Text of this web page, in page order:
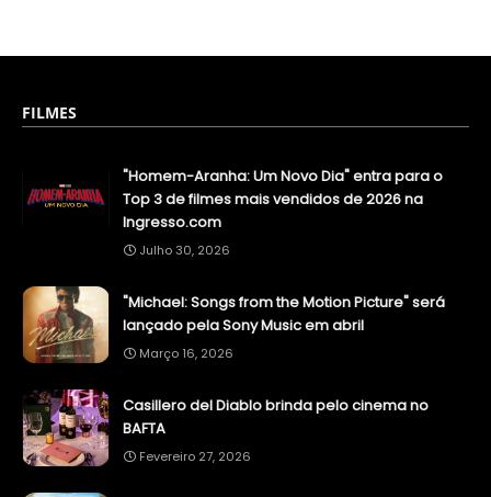
FILMES
"Homem-Aranha: Um Novo Dia" entra para o
Top 3 de filmes mais vendidos de 2026 na
Ingresso.com
Julho 30, 2026
"Michael: Songs from the Motion Picture" será
lançado pela Sony Music em abril
Março 16, 2026
Casillero del Diablo brinda pelo cinema no
BAFTA
Fevereiro 27, 2026